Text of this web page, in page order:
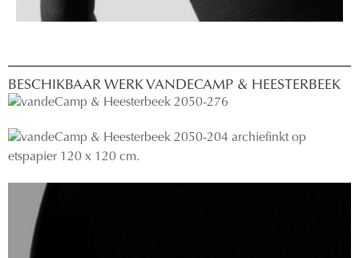
BESCHIKBAAR WERK VANDECAMP & HEESTERBEEK